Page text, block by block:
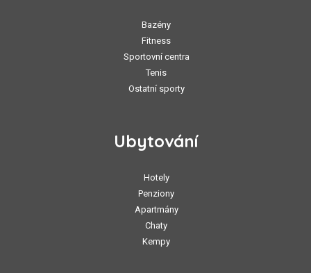
Bazény
Fitness
Sportovní centra
Tenis
Ostatní sporty
Ubytování
Hotely
Penziony
Apartmány
Chaty
Kempy